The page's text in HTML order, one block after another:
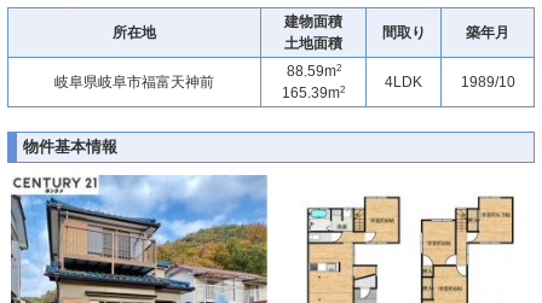
所在地
建物面積
土地面積
間取り 築年月
岐阜県岐阜市福富天神前
88.59m2
165.39m2 4LDK 1989/10
物件基本情報